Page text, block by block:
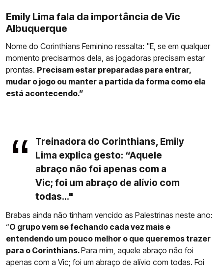
Emily Lima fala da importância de Vic
Albuquerque
Nome do Corinthians Feminino ressalta: "E, se em qualquer
momento precisarmos dela, as jogadoras precisam estar
prontas. Precisam estar preparadas para entrar,
mudar o jogo ou manter a partida da forma como ela
está acontecendo.”
Treinadora do Corinthians, Emily
Lima explica gesto: “Aquele
abraço não foi apenas com a
Vic; foi um abraço de alívio com
todas..."
Brabas ainda não tinham vencido as Palestrinas neste ano:
“O grupo vem se fechando cada vez mais e
entendendo um pouco melhor o que queremos trazer
para o Corinthians.Para mim, aquele abraço não foi
apenas com a Vic; foi um abraço de alívio com todas. Foi